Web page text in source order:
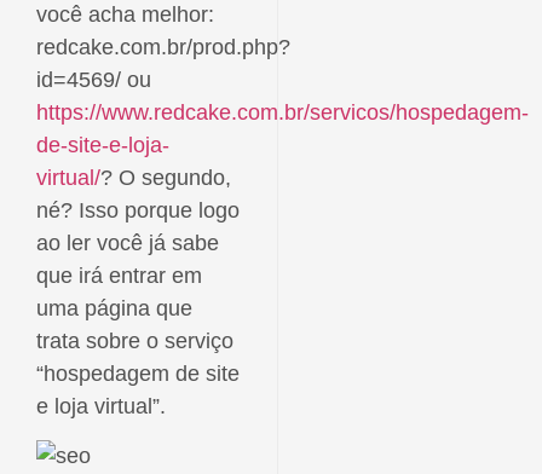
você acha melhor:
redcake.com.br/prod.php?
id=4569/ ou
https://www.redcake.com.br/servicos/hospedagem-
de-site-e-loja-
virtual/? O segundo,
né? Isso porque logo
ao ler você já sabe
que irá entrar em
uma página que
trata sobre o serviço
“hospedagem de site
e loja virtual”.